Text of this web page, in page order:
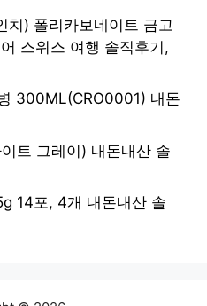
치) 폴리카보네이트 금고
스위스 여행 솔직후기,
300ML(CRO0001) 내돈
트 그레이) 내돈내산 솔
14포, 4개 내돈내산 솔